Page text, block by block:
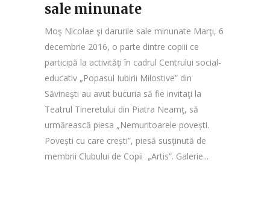
sale minunate
Moş Nicolae şi darurile sale minunate Marţi, 6
decembrie 2016, o parte dintre copiii ce
participă la activităţi în cadrul Centrului social-
educativ „Popasul Iubirii Milostive” din
Săvineşti au avut bucuria să fie invitaţi la
Teatrul Tineretului din Piatra Neamţ, să
urmărească piesa „Nemuritoarele povești.
Povești cu care crești”, piesă susţinută de
membrii Clubului de Copii „Artis”. Galerie...